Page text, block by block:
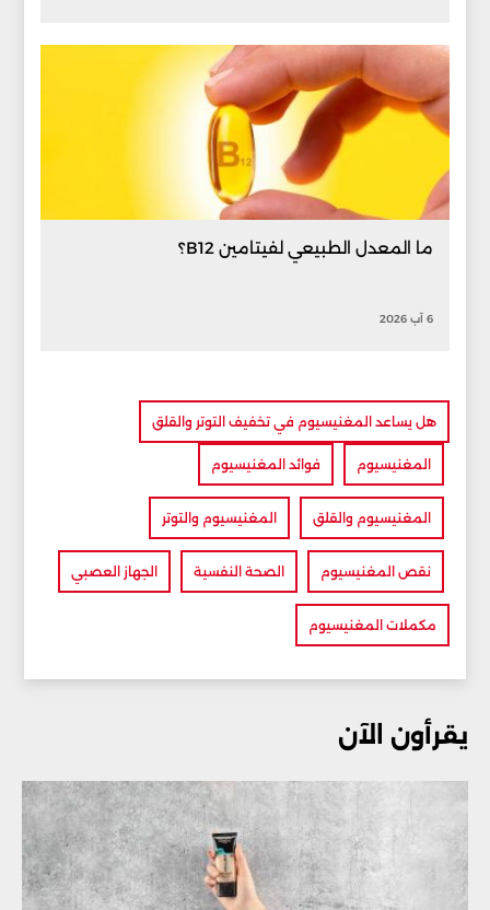
ما المعدل الطبيعي لفيتامين B12؟
6 آب 2026
هل يساعد المغنيسيوم في تخفيف التوتر والقلق
المغنيسيوم فوائد المغنيسيوم
المغنيسيوم والقلق المغنيسيوم والتوتر
نقص المغنيسيوم الصحة النفسية الجهاز العصبي
مكملات المغنيسيوم
يقرأون الآن